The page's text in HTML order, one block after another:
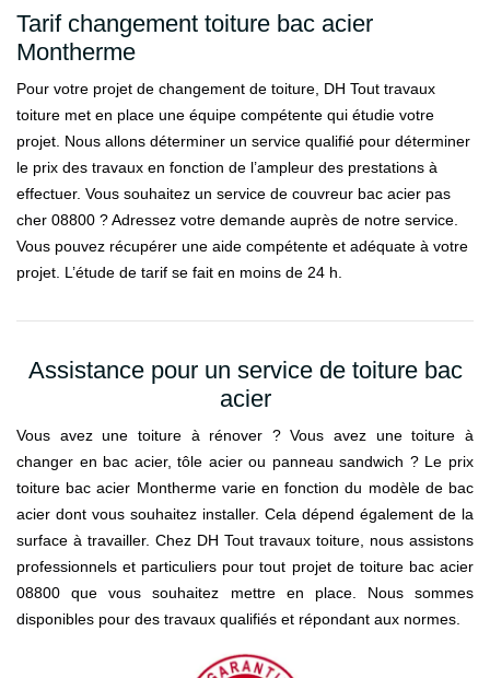
Tarif changement toiture bac acier
Montherme
Pour votre projet de changement de toiture, DH Tout travaux
toiture met en place une équipe compétente qui étudie votre
projet. Nous allons déterminer un service qualifié pour déterminer
le prix des travaux en fonction de l’ampleur des prestations à
effectuer. Vous souhaitez un service de couvreur bac acier pas
cher 08800 ? Adressez votre demande auprès de notre service.
Vous pouvez récupérer une aide compétente et adéquate à votre
projet. L’étude de tarif se fait en moins de 24 h.
Assistance pour un service de toiture bac
acier
Vous avez une toiture à rénover ? Vous avez une toiture à
changer en bac acier, tôle acier ou panneau sandwich ? Le prix
toiture bac acier Montherme varie en fonction du modèle de bac
acier dont vous souhaitez installer. Cela dépend également de la
surface à travailler. Chez DH Tout travaux toiture, nous assistons
professionnels et particuliers pour tout projet de toiture bac acier
08800 que vous souhaitez mettre en place. Nous sommes
disponibles pour des travaux qualifiés et répondant aux normes.